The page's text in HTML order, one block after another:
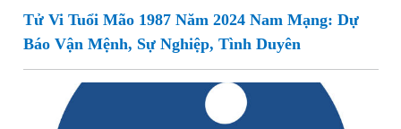
Tử Vi Tuổi Mão 1987 Năm 2024 Nam Mạng: Dự
Báo Vận Mệnh, Sự Nghiệp, Tình Duyên